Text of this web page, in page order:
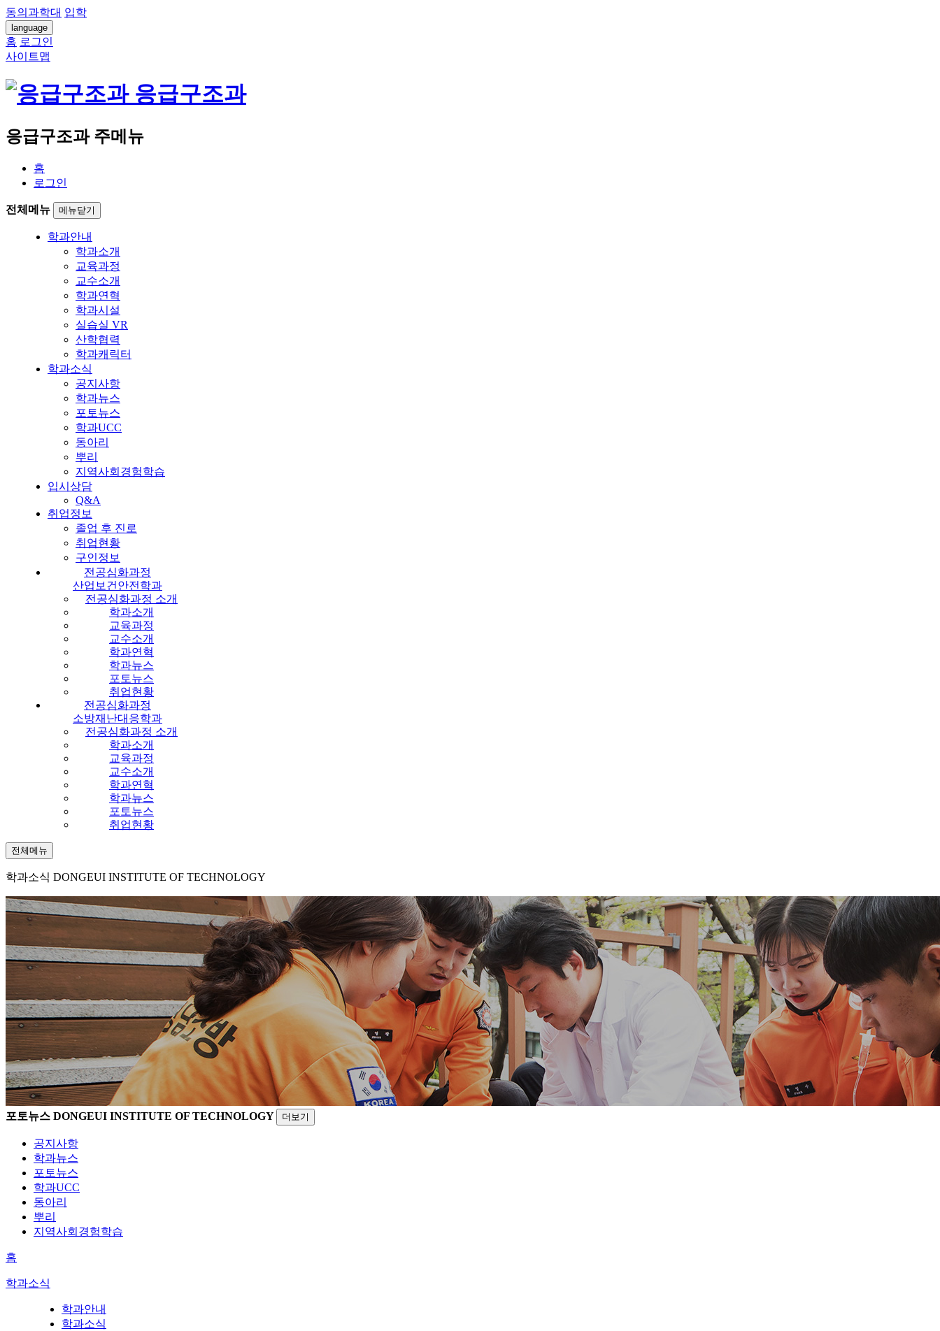
동의과학대 입학
language
홈 로그인
사이트맵
응급구조과
응급구조과 주메뉴
홈
로그인
전체메뉴 메뉴닫기
학과안내
학과소개
교육과정
교수소개
학과연혁
학과시설
실습실 VR
산학협력
학과캐릭터
학과소식
공지사항
학과뉴스
포토뉴스
학과UCC
동아리
뿌리
지역사회경험학습
입시상담
Q&A
취업정보
졸업 후 진로
취업현황
구인정보
전공심화과정
산업보건안전학과
전공심화과정 소개
학과소개
교육과정
교수소개
학과연혁
학과뉴스
포토뉴스
취업현황
전공심화과정
소방재난대응학과
전공심화과정 소개
학과소개
교육과정
교수소개
학과연혁
학과뉴스
포토뉴스
취업현황
전체메뉴
학과소식 DONGEUI INSTITUTE OF TECHNOLOGY
포토뉴스 DONGEUI INSTITUTE OF TECHNOLOGY 더보기
공지사항
학과뉴스
포토뉴스
학과UCC
동아리
뿌리
지역사회경험학습
홈
학과소식
학과안내
학과소식